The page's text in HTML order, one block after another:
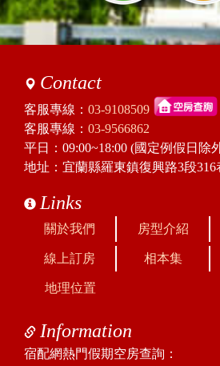
Contact
客服專線： 03-9108509
客服專線： 03-9566862
平日：09:00~18:00 (國定例假日除
地址：宜蘭縣羅東鎮復興路3段316
Links
關於我們 房型介紹
線上訂房 相本集
地理位置
Information
宿配網熱門假期空房查詢：